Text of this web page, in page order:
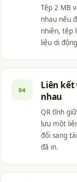
Tệp 2 MB
nhau nếu
nhiên, tệp
liệu di
04
Liên kết
nhau
QR tĩnh
lưu một
đổi sang
đã in.